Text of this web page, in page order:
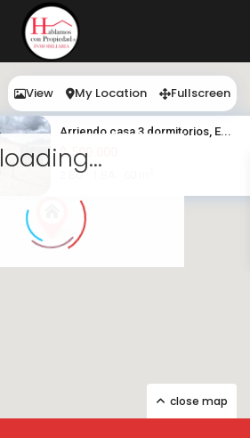
Arriendo casa 3 dormitorios, E...
$ 500.000
2 BD
loading...
close map
View My Location Fullscreen